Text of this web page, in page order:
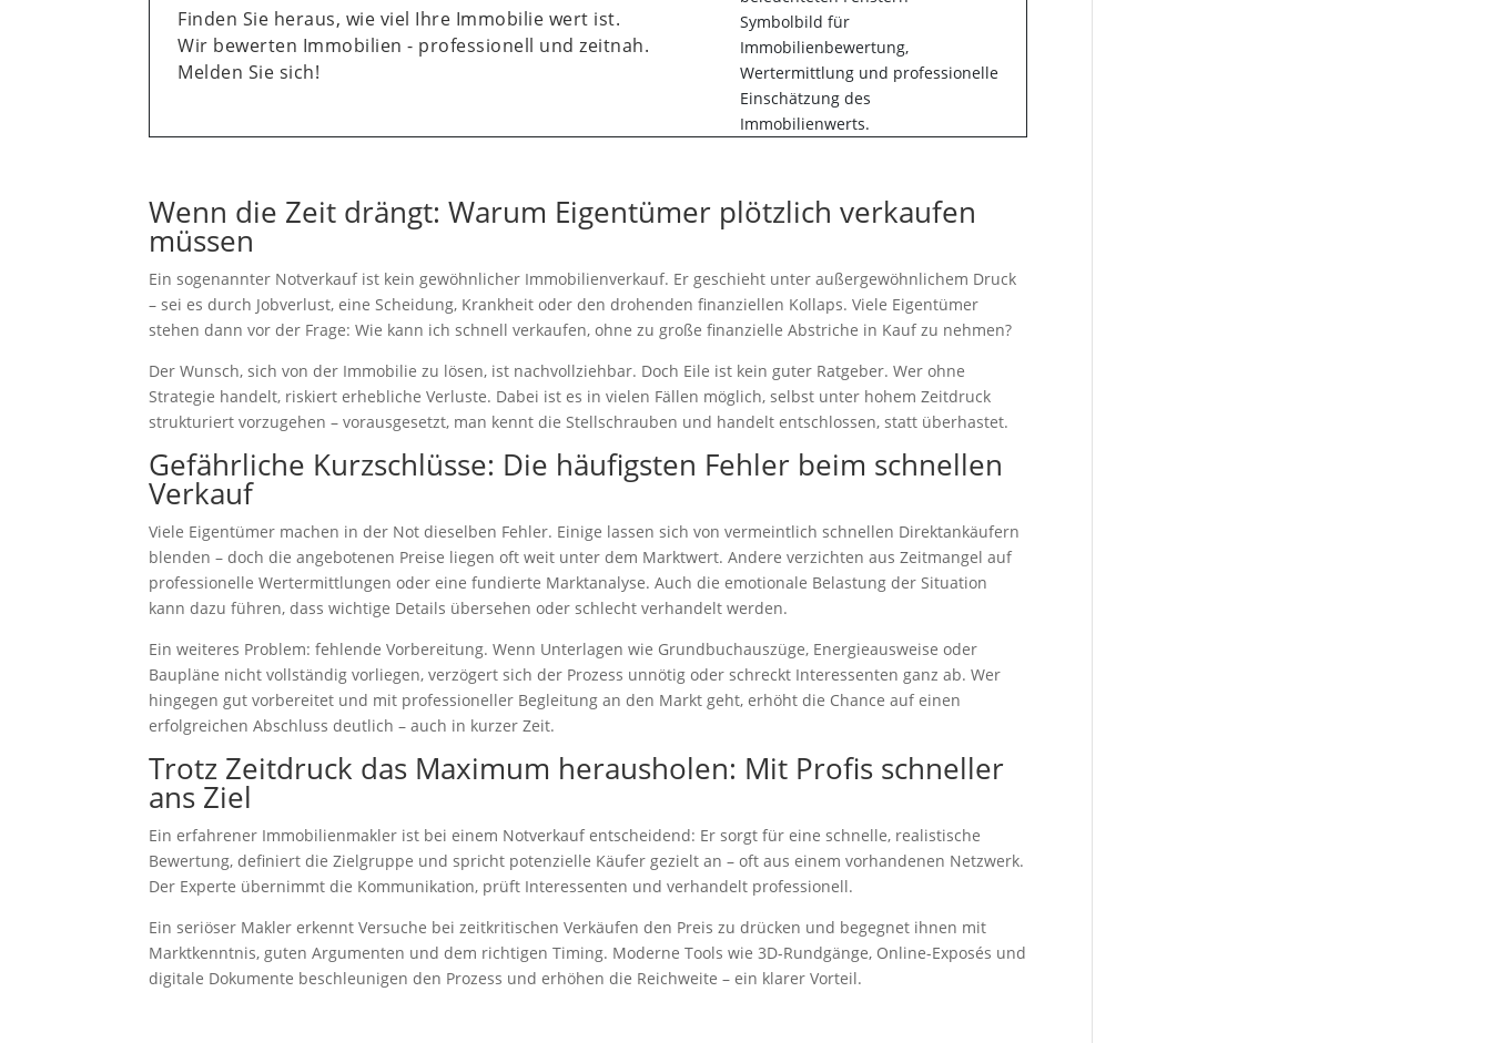
Finden Sie heraus, wie viel Ihre Immobilie wert ist.
Wir bewerten Immobilien - professionell und zeitnah.
Melden Sie sich!
Wenn die Zeit drängt: Warum Eigentümer plötzlich verkaufen
müssen
Ein sogenannter Notverkauf ist kein gewöhnlicher Immobilienverkauf. Er geschieht unter außergewöhnlichem Druck
– sei es durch Jobverlust, eine Scheidung, Krankheit oder den drohenden finanziellen Kollaps. Viele Eigentümer
stehen dann vor der Frage: Wie kann ich schnell verkaufen, ohne zu große finanzielle Abstriche in Kauf zu nehmen?
Der Wunsch, sich von der Immobilie zu lösen, ist nachvollziehbar. Doch Eile ist kein guter Ratgeber. Wer ohne
Strategie handelt, riskiert erhebliche Verluste. Dabei ist es in vielen Fällen möglich, selbst unter hohem Zeitdruck
strukturiert vorzugehen – vorausgesetzt, man kennt die Stellschrauben und handelt entschlossen, statt überhastet.
Gefährliche Kurzschlüsse: Die häufigsten Fehler beim schnellen
Verkauf
Viele Eigentümer machen in der Not dieselben Fehler. Einige lassen sich von vermeintlich schnellen Direktankäufern
blenden – doch die angebotenen Preise liegen oft weit unter dem Marktwert. Andere verzichten aus Zeitmangel auf
professionelle Wertermittlungen oder eine fundierte Marktanalyse. Auch die emotionale Belastung der Situation
kann dazu führen, dass wichtige Details übersehen oder schlecht verhandelt werden.
Ein weiteres Problem: fehlende Vorbereitung. Wenn Unterlagen wie Grundbuchauszüge, Energieausweise oder
Baupläne nicht vollständig vorliegen, verzögert sich der Prozess unnötig oder schreckt Interessenten ganz ab. Wer
hingegen gut vorbereitet und mit professioneller Begleitung an den Markt geht, erhöht die Chance auf einen
erfolgreichen Abschluss deutlich – auch in kurzer Zeit.
Trotz Zeitdruck das Maximum herausholen: Mit Profis schneller
ans Ziel
Ein erfahrener Immobilienmakler ist bei einem Notverkauf entscheidend: Er sorgt für eine schnelle, realistische
Bewertung, definiert die Zielgruppe und spricht potenzielle Käufer gezielt an – oft aus einem vorhandenen Netzwerk.
Der Experte übernimmt die Kommunikation, prüft Interessenten und verhandelt professionell.
Ein seriöser Makler erkennt Versuche bei zeitkritischen Verkäufen den Preis zu drücken und begegnet ihnen mit
Marktkenntnis, guten Argumenten und dem richtigen Timing. Moderne Tools wie 3D-Rundgänge, Online-Exposés und
digitale Dokumente beschleunigen den Prozess und erhöhen die Reichweite – ein klarer Vorteil.